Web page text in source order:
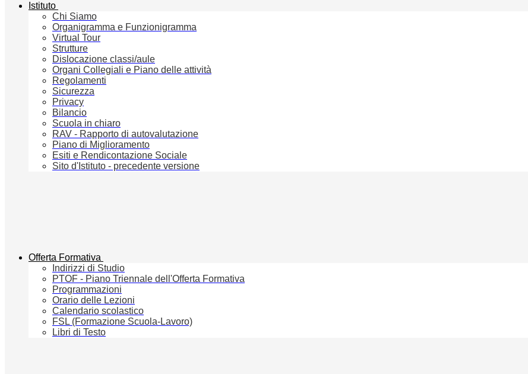
Istituto
Chi Siamo
Organigramma e Funzionigramma
Virtual Tour
Strutture
Dislocazione classi/aule
Organi Collegiali e Piano delle attività
Regolamenti
Sicurezza
Privacy
Bilancio
Scuola in chiaro
RAV - Rapporto di autovalutazione
Piano di Miglioramento
Esiti e Rendicontazione Sociale
Sito d'Istituto - precedente versione
Offerta Formativa
Indirizzi di Studio
PTOF - Piano Triennale dell'Offerta Formativa
Programmazioni
Orario delle Lezioni
Calendario scolastico
FSL (Formazione Scuola-Lavoro)
Libri di Testo